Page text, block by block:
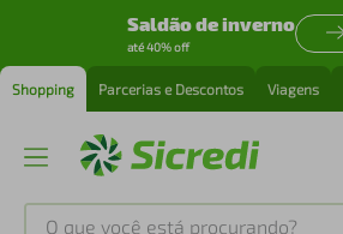
Saldão de inverno
até 40% off
Shopping Parcerias e Descontos Viagens
O que você está procurando?